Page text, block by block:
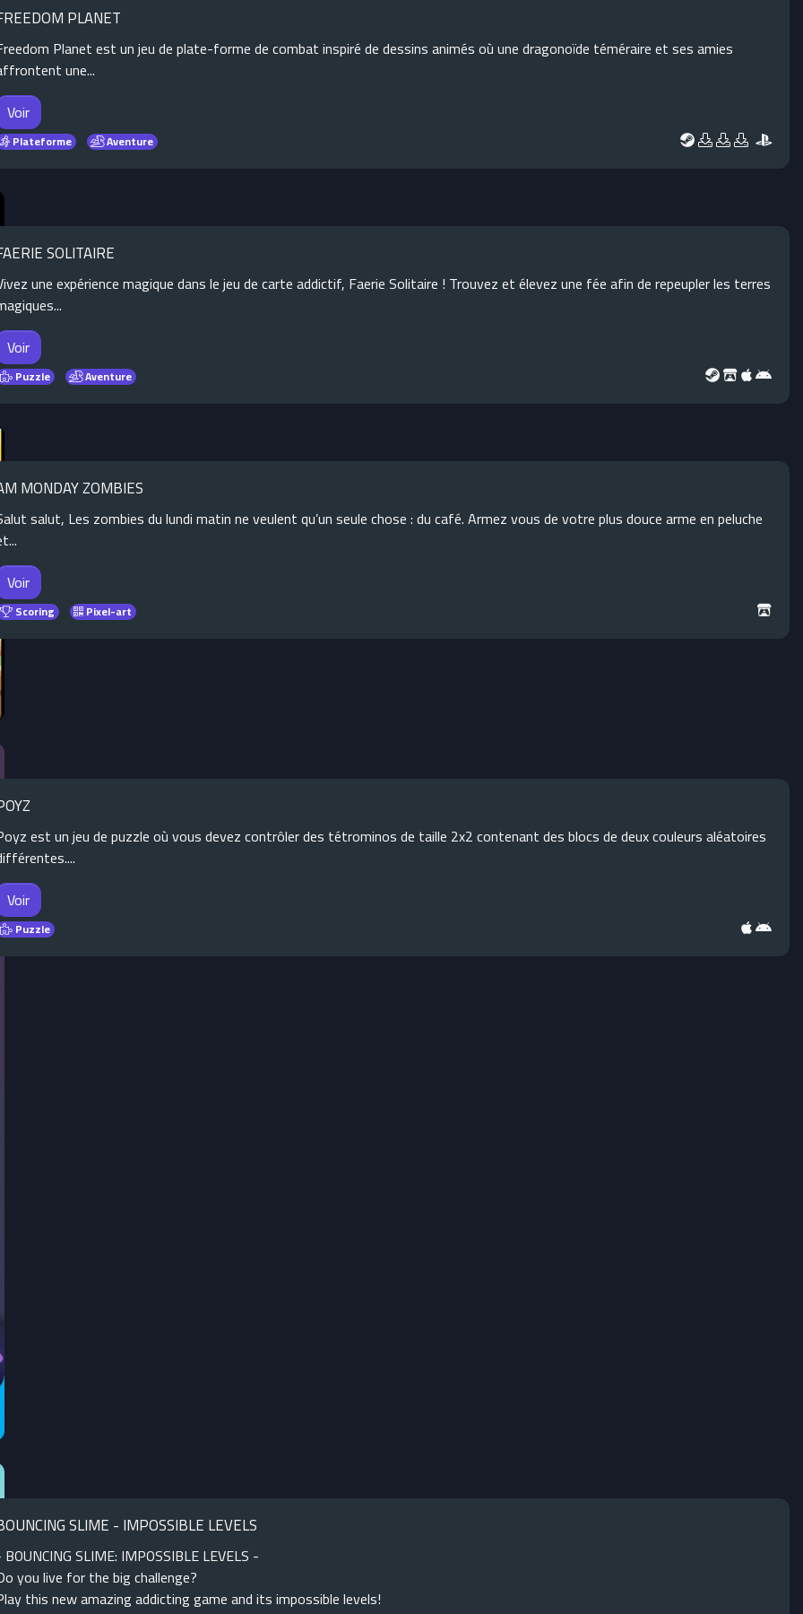
PLANET
Planet est un jeu de plate-forme de combat inspiré de dessins animés où une dragonoïde téméraire et ses amies
une...
Voir
Plateforme Aventure
SOLITAIRE
une expérience magique dans le jeu de carte addictif, Faerie Solitaire ! Trouvez et élevez une fée afin de repeupler les terres
Voir
Puzzle Aventure
MONDAY ZOMBIES
salut, Les zombies du lundi matin ne veulent qu’un seule chose : du café. Armez vous de votre plus douce arme en peluche
Voir
Scoring Pixel-art
est un jeu de puzzle où vous devez contrôler des tétrominos de taille 2x2 contenant des blocs de deux couleurs aléatoires
Voir
Puzzle
SLIME - IMPOSSIBLE LEVELS
SLIME: IMPOSSIBLE LEVELS -
you live for the big challenge?
this new amazing addicting game and its impossible levels!